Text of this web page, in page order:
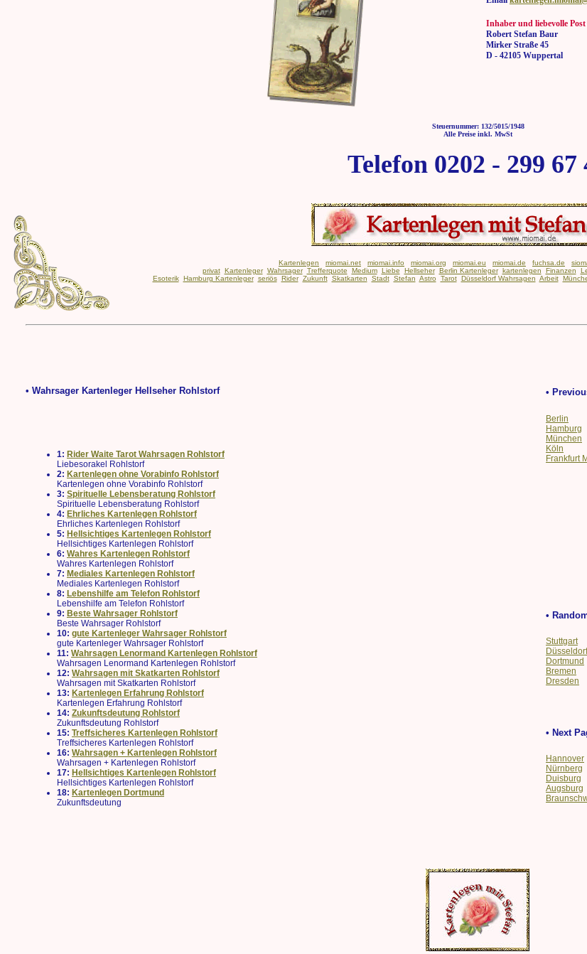
Inhaber und liebevolle Post
Robert Stefan Baur
Mirker Straße 45
D - 42105 Wuppertal
Steuernummer: 132/5015/1948
Alle Preise inkl. MwSt
Telefon 0202 - 299 67
Kartenlegen miomai.net miomai.info miomai.org miomai.eu miomai.de fuchsa.de
privat Kartenleger Wahrsager Trefferquote Medium Liebe Hellseher Berlin Kartenleger kartenlegen Finanzen
Esoterik Hamburg Kartenleger seriös Rider Zukunft Skatkarten Stadt Stefan Astro Tarot Düsseldorf Wahrsagen Arbeit
• Wahrsager Kartenleger Hellseher Rohlstorf
1: Rider Waite Tarot Wahrsagen Rohlstorf
Liebesorakel Rohlstorf
2: Kartenlegen ohne Vorabinfo Rohlstorf
Kartenlegen ohne Vorabinfo Rohlstorf
3: Spirituelle Lebensberatung Rohlstorf
Spirituelle Lebensberatung Rohlstorf
4: Ehrliches Kartenlegen Rohlstorf
Ehrliches Kartenlegen Rohlstorf
5: Hellsichtiges Kartenlegen Rohlstorf
Hellsichtiges Kartenlegen Rohlstorf
6: Wahres Kartenlegen Rohlstorf
Wahres Kartenlegen Rohlstorf
7: Mediales Kartenlegen Rohlstorf
Mediales Kartenlegen Rohlstorf
8: Lebenshilfe am Telefon Rohlstorf
Lebenshilfe am Telefon Rohlstorf
9: Beste Wahrsager Rohlstorf
Beste Wahrsager Rohlstorf
10: gute Kartenleger Wahrsager Rohlstorf
gute Kartenleger Wahrsager Rohlstorf
11: Wahrsagen Lenormand Kartenlegen Rohlstorf
Wahrsagen Lenormand Kartenlegen Rohlstorf
12: Wahrsagen mit Skatkarten Rohlstorf
Wahrsagen mit Skatkarten Rohlstorf
13: Kartenlegen Erfahrung Rohlstorf
Kartenlegen Erfahrung Rohlstorf
14: Zukunftsdeutung Rohlstorf
Zukunftsdeutung Rohlstorf
15: Treffsicheres Kartenlegen Rohlstorf
Treffsicheres Kartenlegen Rohlstorf
16: Wahrsagen + Kartenlegen Rohlstorf
Wahrsagen + Kartenlegen Rohlstorf
17: Hellsichtiges Kartenlegen Rohlstorf
Hellsichtiges Kartenlegen Rohlstorf
18: Kartenlegen Dortmund
Zukunftsdeutung
•
Berlin
Hamburg
München
Köln
Frankfurt
•
Stuttgart
Düsseldorf
Dortmund
Bremen
Dresden
• Next
Hannover
Nürnberg
Duisburg
Augsburg